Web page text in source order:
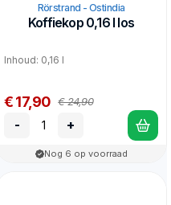
Rörstrand - Ostindia
Koffiekop 0,16 l los
Inhoud: 0,16 l
€ 17,90 € 24,90
- +
Nog 6 op voorraad